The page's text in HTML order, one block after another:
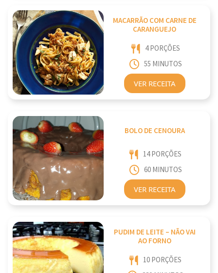
MACARRÃO COM CARNE DE
CARANGUEJO
4 PORÇÕES
55 MINUTOS
VER RECEITA
BOLO DE CENOURA
14 PORÇÕES
60 MINUTOS
VER RECEITA
PUDIM DE LEITE – NÃO VAI
AO FORNO
10 PORÇÕES